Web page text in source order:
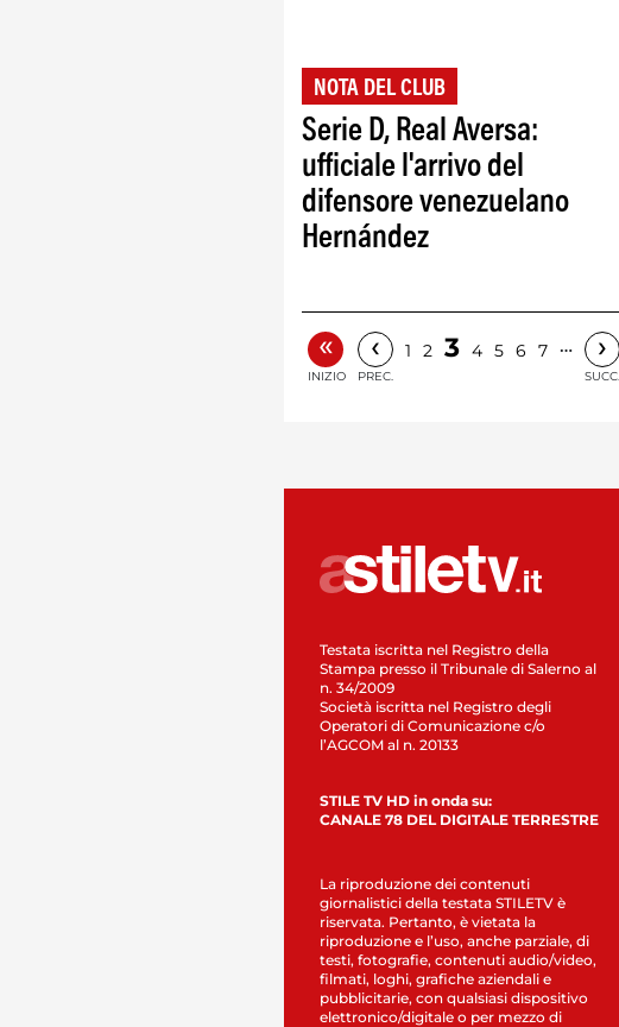
NOTA DEL CLUB
Serie D, Real Aversa:
ufficiale l'arrivo del
difensore venezuelano
Hernández
«
INIZIO
‹
PREC.
1 2 3 4 5 6 7 … ›
SUCC.
Testata iscritta nel Registro della
Stampa presso il Tribunale di Salerno al
n. 34/2009
Società iscritta nel Registro degli
Operatori di Comunicazione c/o
l’AGCOM al n. 20133
STILE TV HD in onda su:
CANALE 78 DEL DIGITALE TERRESTRE
La riproduzione dei contenuti
giornalistici della testata STILETV è
riservata. Pertanto, è vietata la
riproduzione e l’uso, anche parziale, di
testi, fotografie, contenuti audio/video,
filmati, loghi, grafiche aziendali e
pubblicitarie, con qualsiasi dispositivo
elettronico/digitale o per mezzo di